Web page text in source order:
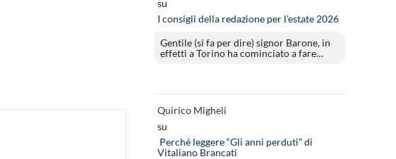
su
I consigli della redazione per l’estate 2026
Gentile (si fa per dire) signor Barone, in
effetti a Torino ha cominciato a fare…
Quirico Migheli
su
Perché leggere “Gli anni perduti” di
Vitaliano Brancati